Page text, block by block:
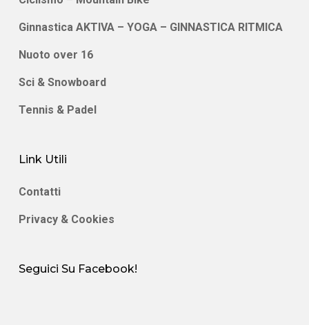
Ginnastica AKTIVA – YOGA – GINNASTICA RITMICA
Nuoto over 16
Sci & Snowboard
Tennis & Padel
Link Utili
Contatti
Privacy & Cookies
Seguici Su Facebook!